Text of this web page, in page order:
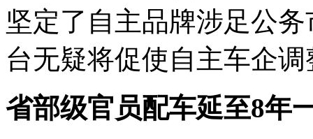
坚定了自主品牌涉足公
台无疑将促使自主车企
省部级官员配车延至8年